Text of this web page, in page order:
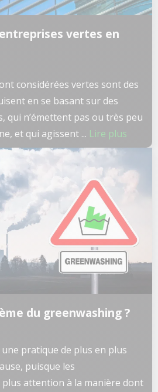
vertes en
considérées vertes sont des
en se basant sur des
qui n’émettent pas ou très peu
et qui agissent ... Lire plus
du greenwashing ?
pratique de plus en plus
puisque les
attention à la manière dont